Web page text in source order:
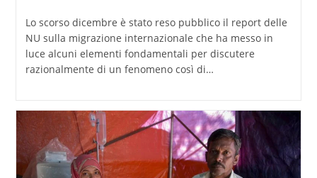
Lo scorso dicembre è stato reso pubblico il report delle
NU sulla migrazione internazionale che ha messo in
luce alcuni elementi fondamentali per discutere
razionalmente di un fenomeno così di…